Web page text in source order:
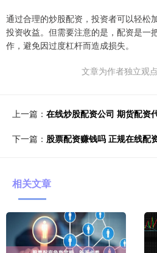
通过合理的炒股配资，投资者可以轻松
投资收益。但需要注意的是，配资是一
作，避免因过度杠杆而造成损失。
文章为作者独立观
上一篇： 在线炒股配资公司 期货配资
下一篇： 股票配资赚钱吗 正规在线配
相关文章